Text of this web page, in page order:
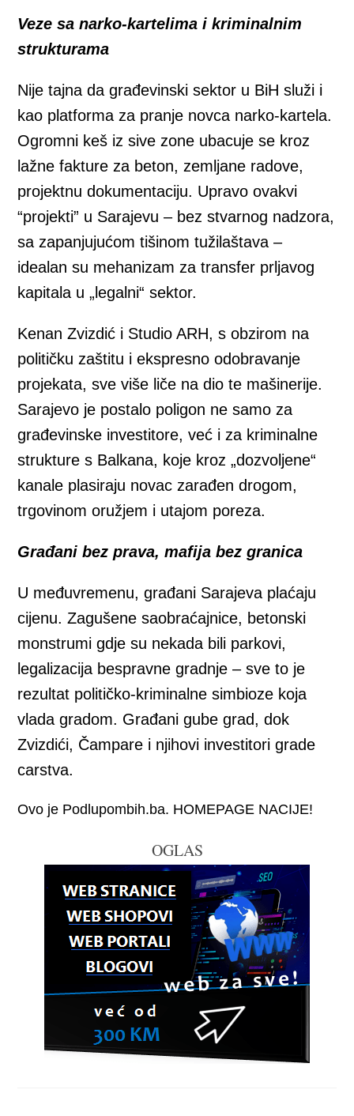
Veze sa narko-kartelima i kriminalnim
strukturama
Nije tajna da građevinski sektor u BiH služi i
kao platforma za pranje novca narko-kartela.
Ogromni keš iz sive zone ubacuje se kroz
lažne fakture za beton, zemljane radove,
projektnu dokumentaciju. Upravo ovakvi
“projekti” u Sarajevu – bez stvarnog nadzora,
sa zapanjujućom tišinom tužilaštava –
idealan su mehanizam za transfer prljavog
kapitala u „legalni“ sektor.
Kenan Zvizdić i Studio ARH, s obzirom na
političku zaštitu i ekspresno odobravanje
projekata, sve više liče na dio te mašinerije.
Sarajevo je postalo poligon ne samo za
građevinske investitore, već i za kriminalne
strukture s Balkana, koje kroz „dozvoljene“
kanale plasiraju novac zarađen drogom,
trgovinom oružjem i utajom poreza.
Građani bez prava, mafija bez granica
U međuvremenu, građani Sarajeva plaćaju
cijenu. Zagušene saobraćajnice, betonski
monstrumi gdje su nekada bili parkovi,
legalizacija bespravne gradnje – sve to je
rezultat političko-kriminalne simbioze koja
vlada gradom. Građani gube grad, dok
Zvizdići, Čampare i njihovi investitori grade
carstva.
Ovo je Podlupombih.ba. HOMEPAGE NACIJE!
OGLAS